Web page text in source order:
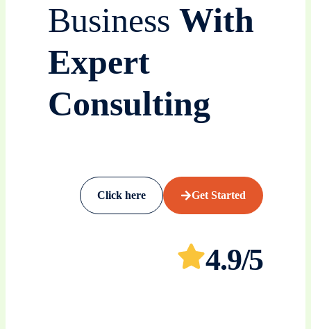
Business With
Expert
Consulting
Get Started
Click here
4.9/5